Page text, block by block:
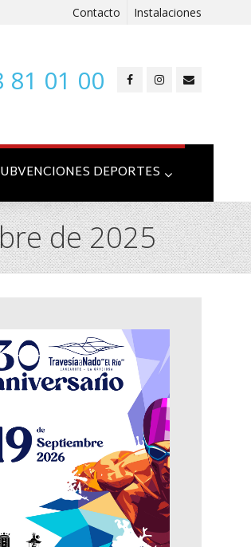
Contacto Instalaciones
81 01 00
DEPORTES
de 2025